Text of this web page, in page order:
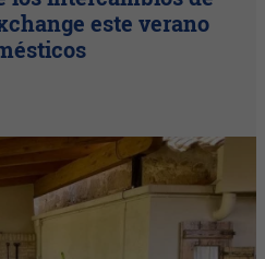
este verano